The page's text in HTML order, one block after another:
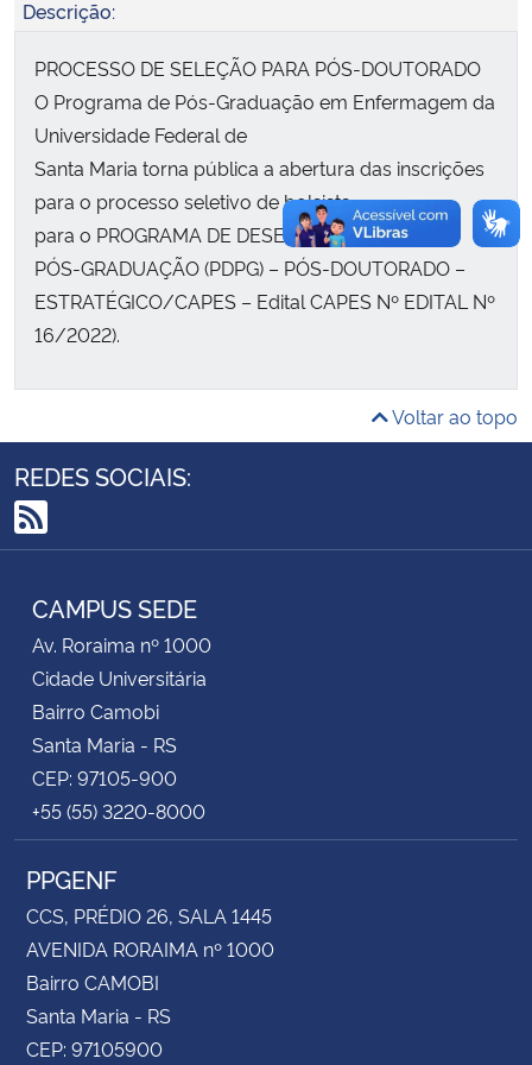
Secretaria de Governo
Gabinete de Segurança Institucional
Advocacia-Geral da União
Banco Central do Brasil
Descrição:
PROCESSO DE SELEÇÃO PARA PÓS-DOUTORADO
O Programa de Pós-Graduação em Enfermagem da
Universidade Federal de
Santa Maria torna pública a abertura das inscrições
para o processo seletivo de bolsista
para o PROGRAMA DE DESENVOLVIMENTO DA
PÓS-GRADUAÇÃO (PDPG) – PÓS-DOUTORADO –
ESTRATÉGICO/CAPES – Edital CAPES Nº EDITAL Nº
16/2022).
Voltar ao topo
REDES SOCIAIS:
RSS
CAMPUS SEDE
Av. Roraima nº 1000
Cidade Universitária
Bairro Camobi
Santa Maria - RS
CEP: 97105-900
+55 (55) 3220-8000
PPGENF
CCS, PRÉDIO 26, SALA 1445
AVENIDA RORAIMA nº 1000
Bairro CAMOBI
Santa Maria - RS
CEP: 97105900